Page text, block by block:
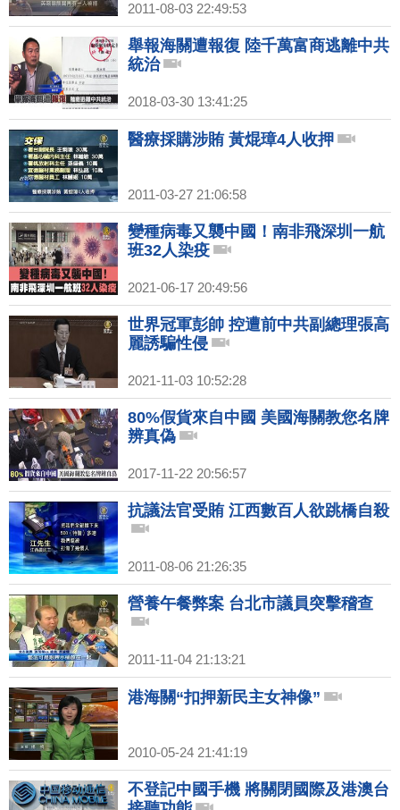
2011-08-03 22:49:53
舉報海關遭報復 陸千萬富商逃離中共
統治
2018-03-30 13:41:25
醫療採購涉賄 黃焜璋4人收押
2011-03-27 21:06:58
變種病毒又襲中國！南非飛深圳一航
班32人染疫
2021-06-17 20:49:56
世界冠軍彭帥 控遭前中共副總理張高
麗誘騙性侵
2021-11-03 10:52:28
80%假貨來自中國 美國海關教您名牌
辨真偽
2017-11-22 20:56:57
抗議法官受賄 江西數百人欲跳橋自殺
2011-08-06 21:26:35
營養午餐弊案 台北市議員突擊稽查
2011-11-04 21:13:21
港海關“扣押新民主女神像”
2010-05-24 21:41:19
不登記中國手機 將關閉國際及港澳台